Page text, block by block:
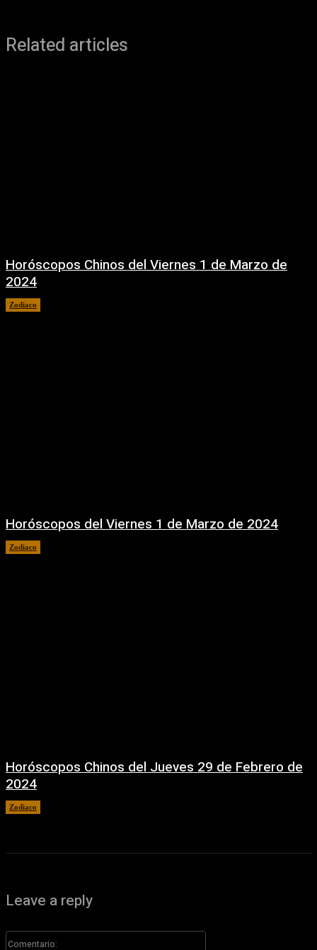
Related articles
Horóscopos Chinos del Viernes 1 de Marzo de
2024
Zodiaco
Horóscopos del Viernes 1 de Marzo de 2024
Zodiaco
Horóscopos Chinos del Jueves 29 de Febrero de
2024
Zodiaco
Leave a reply
Comentario: